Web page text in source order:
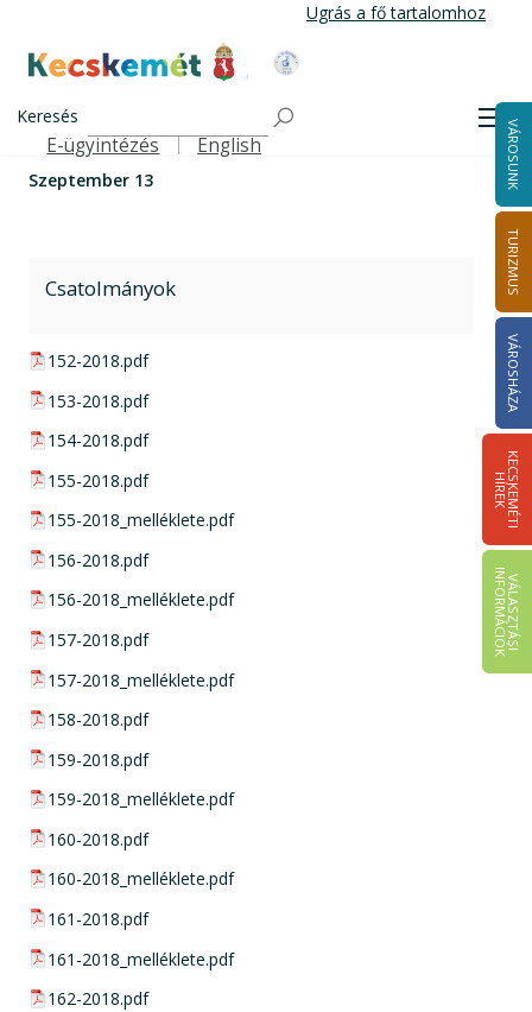
tartalomra
Ugrás a fő tartalomhoz
Kecskemét Város Honlapja
Keresés
Felső navigáció
E-ügyintézés English VÁROSUNK
TURIZMUS
VÁROSHÁZA
K
E
C
S
K
E
M
É
T
I
HÍ
R
E
K
V
Á
L
A
S
Z
T
Á
S
I
IN
F
O
R
M
Á
C
I
Ó
K
Önkormányzat
Közgyűlési határozatok
Szeptember 13
Szeptember 13
Csatolmányok
pdf csatolmány:
152-2018.pdf
pdf csatolmány:
153-2018.pdf
pdf csatolmány:
154-2018.pdf
pdf csatolmány:
155-2018.pdf
pdf csatolmány:
155-2018_melléklete.pdf
pdf csatolmány:
156-2018.pdf
pdf csatolmány:
156-2018_melléklete.pdf
pdf csatolmány:
157-2018.pdf
pdf csatolmány:
157-2018_melléklete.pdf
pdf csatolmány:
158-2018.pdf
pdf csatolmány:
159-2018.pdf
pdf csatolmány:
159-2018_melléklete.pdf
pdf csatolmány:
160-2018.pdf
pdf csatolmány:
160-2018_melléklete.pdf
pdf csatolmány:
161-2018.pdf
pdf csatolmány:
161-2018_melléklete.pdf
pdf csatolmány:
162-2018.pdf